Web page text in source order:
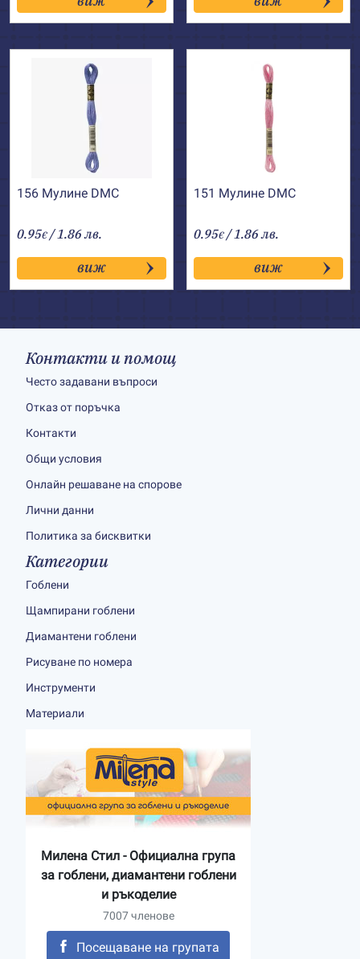
156 Мулине DMC
0.95€ / 1.86 лв.
виж
151 Мулине DMC
0.95€ / 1.86 лв.
виж
Контакти и помощ
Често задавани въпроси
Отказ от поръчка
Контакти
Общи условия
Онлайн решаване на спорове
Лични данни
Политика за бисквитки
Категории
Гоблени
Щампирани гоблени
Диамантени гоблени
Рисуване по номера
Инструменти
Материали
Милена Стил - Официална група
за гоблени, диамантени гоблени
и ръкоделие
7007 членове
Посещаване на групата